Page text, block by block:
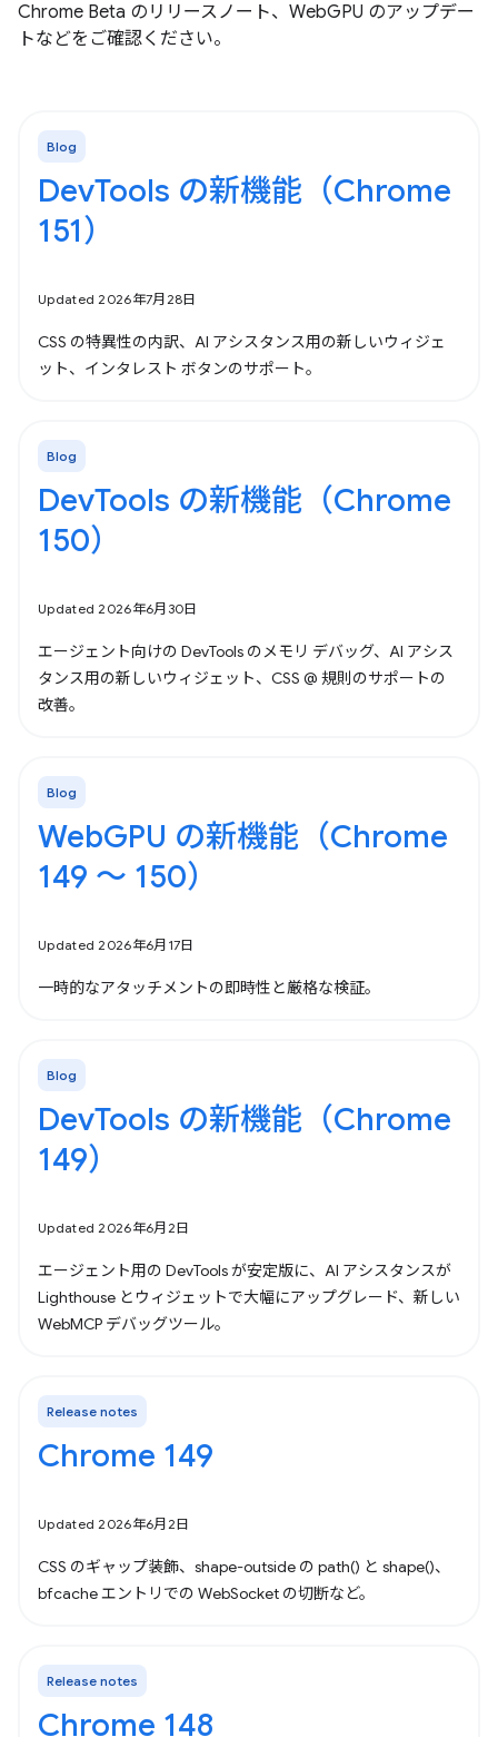
Chrome Beta のリリースノート、WebGPU のアップデー
トなどをご確認ください。
Blog
DevTools の新機能（Chrome
151）
Updated 2026年7月28日
CSS の特異性の内訳、AI アシスタンス用の新しいウィジェ
ット、インタレスト ボタンのサポート。
Blog
DevTools の新機能（Chrome
150）
Updated 2026年6月30日
エージェント向けの DevTools のメモリ デバッグ、AI アシス
タンス用の新しいウィジェット、CSS @ 規則のサポートの
改善。
Blog
WebGPU の新機能（Chrome
149 ～ 150）
Updated 2026年6月17日
一時的なアタッチメントの即時性と厳格な検証。
Blog
DevTools の新機能（Chrome
149）
Updated 2026年6月2日
エージェント用の DevTools が安定版に、AI アシスタンスが
Lighthouse とウィジェットで大幅にアップグレード、新しい
WebMCP デバッグツール。
Release notes
Chrome 149
Updated 2026年6月2日
CSS のギャップ装飾、shape-outside の path() と shape()、
bfcache エントリでの WebSocket の切断など。
Release notes
Chrome 148